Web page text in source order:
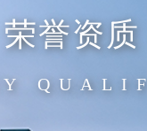
荣誉资质